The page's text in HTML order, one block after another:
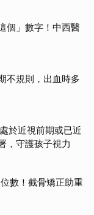
個」數字！中西醫
不規則，出血時多
於近視前期或已近
，守護孩子視力
數！截骨矯正助重